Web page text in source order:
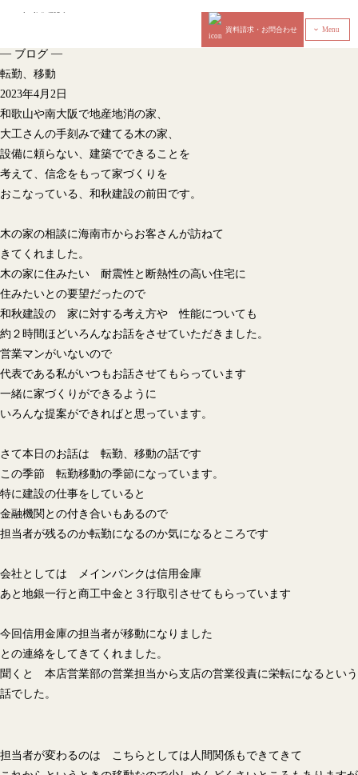
資料請求・お問合わせ ‹ Menu
— ブログ —
転勤、移動
2023年4月2日
和歌山や南大阪で地産地消の家、
大工さんの手刻みで建てる木の家、
設備に頼らない、建築でできることを
考えて、信念をもって家づくりを
おこなっている、和秋建設の前田です。
木の家の相談に海南市からお客さんが訪ねて
きてくれました。
木の家に住みたい 耐震性と断熱性の高い住宅に
住みたいとの要望だったので
和秋建設の 家に対する考え方や 性能についても
約２時間ほどいろんなお話をさせていただきました。
営業マンがいないので
代表である私がいつもお話させてもらっています
一緒に家づくりができるように
いろんな提案ができればと思っています。
さて本日のお話は 転勤、移動の話です
この季節 転勤移動の季節になっています。
特に建設の仕事をしていると
金融機関との付き合いもあるので
担当者が残るのか転勤になるのか気になるところです
会社としては メインバンクは信用金庫
あと地銀一行と商工中金と３行取引させてもらっています
今回信用金庫の担当者が移動になりました
との連絡をしてきてくれました。
聞くと 本店営業部の営業担当から支店の営業役責に栄転になるという
話でした。
担当者が変わるのは こちらとしては人間関係もできてきて